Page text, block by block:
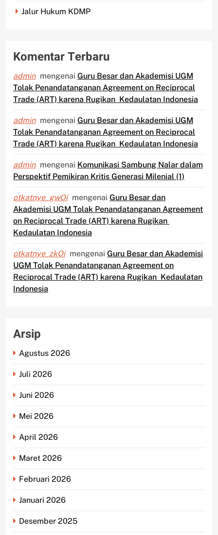
Jalur Hukum KDMP
Komentar Terbaru
admin mengenai Guru Besar dan Akademisi UGM
Tolak Penandatanganan Agreement on Reciprocal
Trade (ART) karena Rugikan Kedaulatan Indonesia
admin mengenai Guru Besar dan Akademisi UGM
Tolak Penandatanganan Agreement on Reciprocal
Trade (ART) karena Rugikan Kedaulatan Indonesia
admin mengenai Komunikasi Sambung Nalar dalam
Perspektif Pemikiran Kritis Generasi Milenial (1)
otkatnye_gwOi mengenai Guru Besar dan
Akademisi UGM Tolak Penandatanganan Agreement
on Reciprocal Trade (ART) karena Rugikan
Kedaulatan Indonesia
otkatnye_zkOi mengenai Guru Besar dan Akademisi
UGM Tolak Penandatanganan Agreement on
Reciprocal Trade (ART) karena Rugikan Kedaulatan
Indonesia
Arsip
Agustus 2026
Juli 2026
Juni 2026
Mei 2026
April 2026
Maret 2026
Februari 2026
Januari 2026
Desember 2025